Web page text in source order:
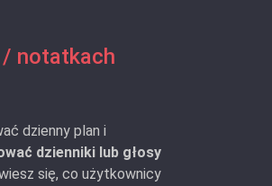
/ notatkach
dzienny plan i
dzienniki lub głosy
się, co użytkownicy